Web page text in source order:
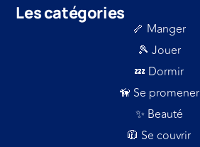
Les catégories
🦴 Manger
🎾 Jouer
💤 Dormir
🦮 Se promener
✨ Beauté
🧥 Se couvrir